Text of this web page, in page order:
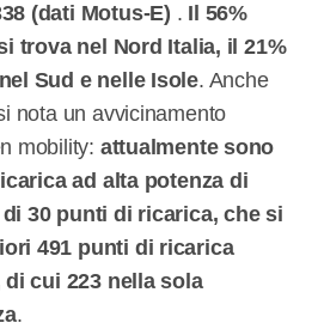
(dati Motus-E) . Il 56%
trova nel Nord Italia, il 21%
Sud e nelle Isole. Anche
nota un avvicinamento
mobility: attualmente sono
ad alta potenza di
30 punti di ricarica, che si
491 punti di ricarica
di cui 223 nella sola
.